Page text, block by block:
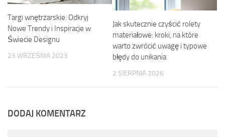
Targi wnętrzarskie: Odkryj
Nowe Trendy i Inspiracje w
Świecie Designu
23 WRZEŚNIA 2023
Jak skutecznie czyścić rolety
materiałowe: kroki, na które
warto zwrócić uwagę i typowe
błędy do unikania
2 SIERPNIA 2026
DODAJ KOMENTARZ